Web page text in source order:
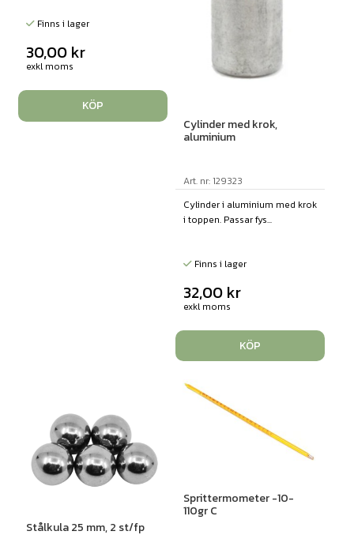
Finns i lager
30,00 kr
exkl moms
KÖP
Cylinder med krok,
aluminium
Art. nr: 129323
Cylinder i aluminium med krok
i toppen. Passar fys...
Finns i lager
32,00 kr
exkl moms
KÖP
Stålkula 25 mm, 2 st/fp
Sprittermometer -10-
110gr C